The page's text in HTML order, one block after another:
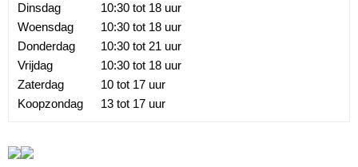
Dinsdag
10:30 tot 18 uur
Woensdag
10:30 tot 18 uur
Donderdag
10:30 tot 21 uur
Vrijdag
10:30 tot 18 uur
Zaterdag
10 tot 17 uur
Koopzondag
13 tot 17 uur